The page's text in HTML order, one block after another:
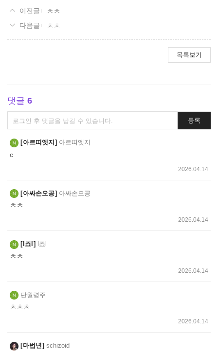
ㅊㅊ
ㅊㅊ
목록보기
댓글 6
댓
글
쓰
기
등록
아르띠엣지 아르띠엣지
c
2026.04.14
아싸손오공 아싸손오공
ㅊㅊ
2026.04.14
l죠l l죠l
ㅊㅊ
2026.04.14
단월령주
ㅊㅊㅊ
2026.04.14
마법년 schizoid